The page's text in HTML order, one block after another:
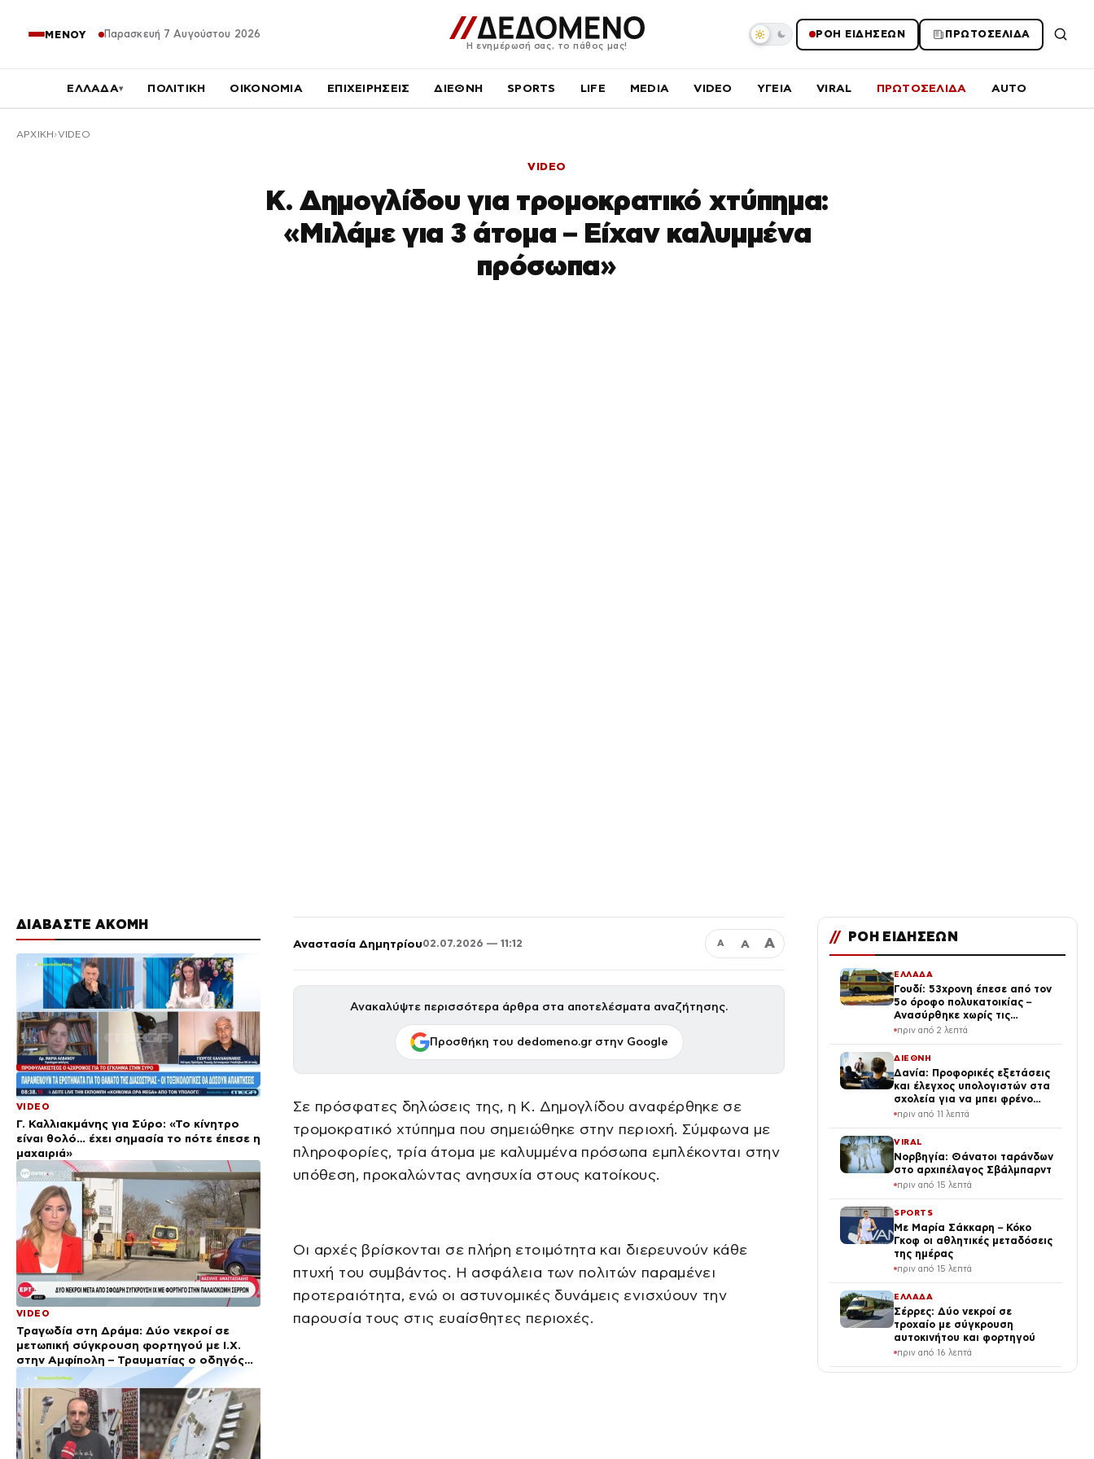
ΜΕΝΟΥ Παρασκευή 7 Αυγούστου 2026
Η ενημέρωσή σας, το πάθος μας!
ΡΟΗ ΕΙΔΗΣΕΩΝ ΠΡΩΤΟΣΕΛΙΔΑ
ΕΛΛΑΔΑ▾ ΠΟΛΙΤΙΚΗ ΟΙΚΟΝΟΜΙΑ ΕΠΙΧΕΙΡΗΣΕΙΣ ΔΙΕΘΝΗ SPORTS LIFE MEDIA VIDEO ΥΓΕΙΑ VIRAL ΠΡΩΤΟΣΕΛΙΔΑ AUTO
ΑΡΧΙΚΉ VIDEO
VIDEO
Κ. Δημογλίδου για τρομοκρατικό χτύπημα:
«Μιλάμε για 3 άτομα – Είχαν καλυμμένα
πρόσωπα»
ΔΙΑΒΑΣΤΕ ΑΚΟΜΗ
VIDEO
Γ. Καλλιακμάνης για Σύρο: «Το κίνητρο
είναι θολό… έχει σημασία το πότε έπεσε η
μαχαιριά»
VIDEO
Τραγωδία στη Δράμα: Δύο νεκροί σε
μετωπική σύγκρουση φορτηγού με Ι.Χ.
στην Αμφίπολη – Τραυματίας ο οδηγός
του φορτηγού
Αναστασία Δημητρίου02.07.2026 — 11:12 Α Α Α
Ανακαλύψτε περισσότερα άρθρα στα αποτελέσματα αναζήτησης.
Προσθήκη του dedomeno.gr στην Google
Σε πρόσφατες δηλώσεις της, η Κ. Δημογλίδου αναφέρθηκε σε
τρομοκρατικό χτύπημα που σημειώθηκε στην περιοχή. Σύμφωνα με
πληροφορίες, τρία άτομα με καλυμμένα πρόσωπα εμπλέκονται στην
υπόθεση, προκαλώντας ανησυχία στους κατοίκους.
Οι αρχές βρίσκονται σε πλήρη ετοιμότητα και διερευνούν κάθε
πτυχή του συμβάντος. Η ασφάλεια των πολιτών παραμένει
προτεραιότητα, ενώ οι αστυνομικές δυνάμεις ενισχύουν την
παρουσία τους στις ευαίσθητες περιοχές.
// ΡΟΗ ΕΙΔΗΣΕΩΝ
ΕΛΛΑΔΑ
Γουδί: 53χρονη έπεσε από τον
5ο όροφο πολυκατοικίας –
Ανασύρθηκε χωρίς τις
αισθήσεις της
πριν από 2 λεπτά
ΔΙΕΘΝΗ
Δανία: Προφορικές εξετάσεις
και έλεγχος υπολογιστών στα
σχολεία για να μπει φρένο
στην αντιγραφή με Τεχνητή
πριν από 11 λεπτά
VIRAL
Νορβηγία: Θάνατοι ταράνδων
στο αρχιπέλαγος Σβάλμπαρντ
πριν από 15 λεπτά
SPORTS
Με Μαρία Σάκκαρη – Κόκο
Γκοφ οι αθλητικές μεταδόσεις
της ημέρας
πριν από 15 λεπτά
ΕΛΛΑΔΑ
Σέρρες: Δύο νεκροί σε
τροχαίο με σύγκρουση
αυτοκινήτου και φορτηγού
πριν από 16 λεπτά